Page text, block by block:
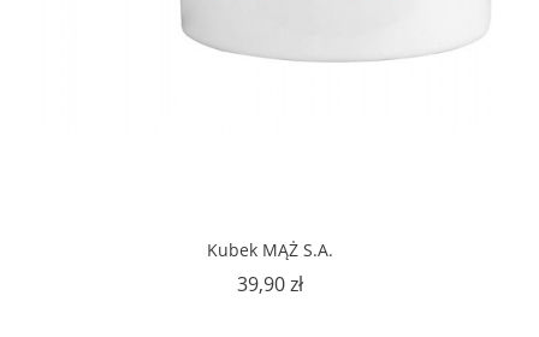
Kubek MĄŻ S.A.
39,90 złCena